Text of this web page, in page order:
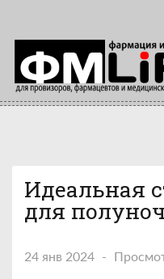
Идеальная
для
24 янв 2024